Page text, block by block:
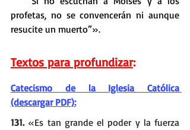
profetas, no se convencerán ni aunque
resucite un muerto”».
Textos para profundizar:
Catecismo de la Iglesia Católica
(descargar PDF):
131. «Es tan grande el poder y la fuerza